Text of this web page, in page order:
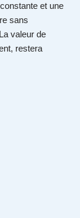
et une
sans
valeur de
restera